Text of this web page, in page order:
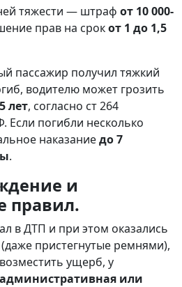
тяжести — штраф от 10 000-
прав на срокот 1 до 1,5
пассажир получил тяжкий
водителю может грозить
лет, согласно ст 264
Если погибли несколько
наказаниедо 7
.
и
правил.
в ДТП и при этом оказались
пристегнутые ремнями),
ущерб, у
административная или